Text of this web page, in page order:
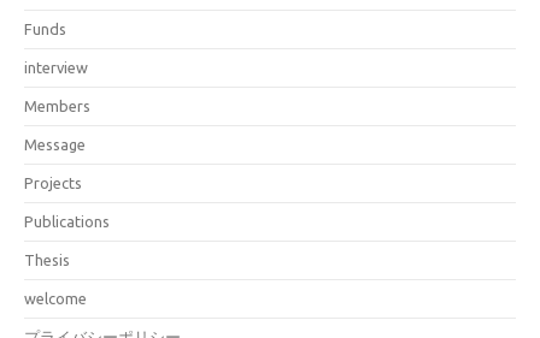
Funds
interview
Members
Message
Projects
Publications
Thesis
welcome